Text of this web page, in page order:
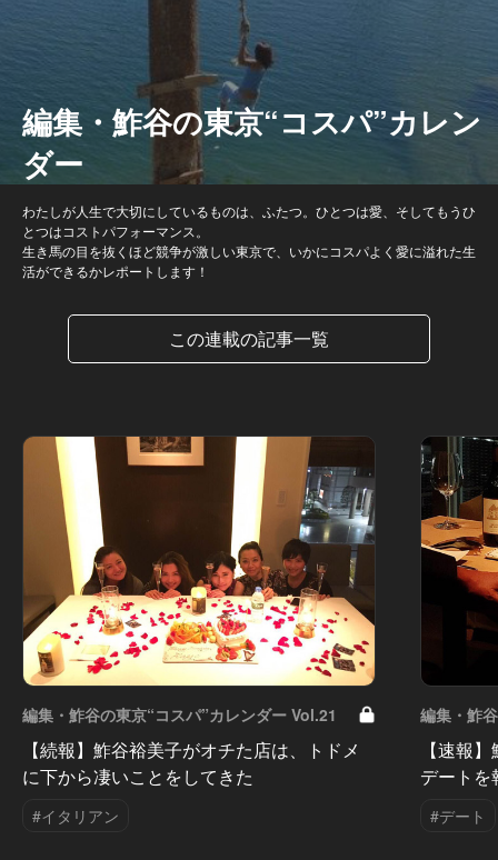
編集・鮓谷の東京“コスパ”カレン
ダー
わたしが人生で大切にしているものは、ふたつ。ひとつは愛、そしてもうひ
とつはコストパフォーマンス。
生き馬の目を抜くほど競争が激しい東京で、いかにコスパよく愛に溢れた生
活ができるかレポートします！
この連載の記事一覧
編集・鮓谷の東京“コスパ”カレンダー Vol.21
【続報】鮓谷裕美子がオチた店は、トドメ
に下から凄いことをしてきた
#イタリアン
編集・鮓
【速報
デートを
#デート